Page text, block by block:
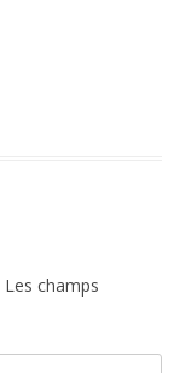
Les champs